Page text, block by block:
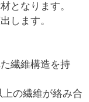
となります。
します。
繊維構造を持
の繊維が絡み合